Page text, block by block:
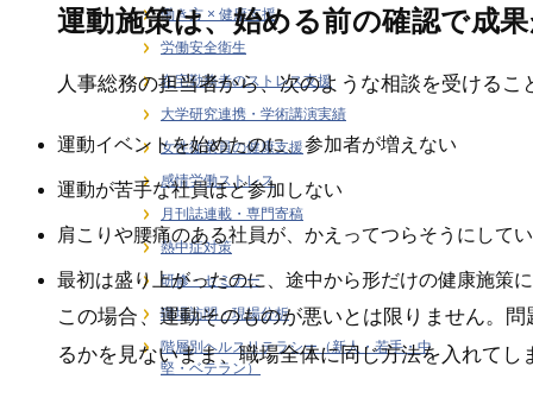
運動施策は、始める前の確認で成
人事総務の担当者から、次のような相談を受けるこ
運動イベントを始めたのに、参加者が増えない
運動が苦手な社員ほど参加しない
肩こりや腰痛のある社員が、かえってつらそうにして
最初は盛り上がったのに、途中から形だけの健康施策
この場合、運動そのものが悪いとは限りません。
るかを見ないまま、職場全体に同じ方法を入れてし
働き方 × 健康支援
労働安全衛生
在宅勤務者のストレス支援
大学研究連携・学術講演実績
女性従業員の健康支援
感情労働ストレス
月刊誌連載・専門寄稿
熱中症対策
研修・セミナー
職場訪問・現場分析
階層別ヘルスリテラシー（新人・若手・中
堅・ベテラン）